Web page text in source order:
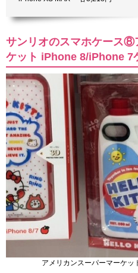
サンリオのスマホケース⑧
ケット iPhone 8/iPhone 7
アメリカンスーパーマーケ